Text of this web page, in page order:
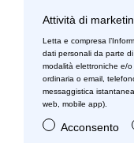
Attività di
Letta e compresa l’
dati personali da parte
modalità elettroniche e/
ordinaria o email,
messaggistica
web, mobile app).
Acconsento